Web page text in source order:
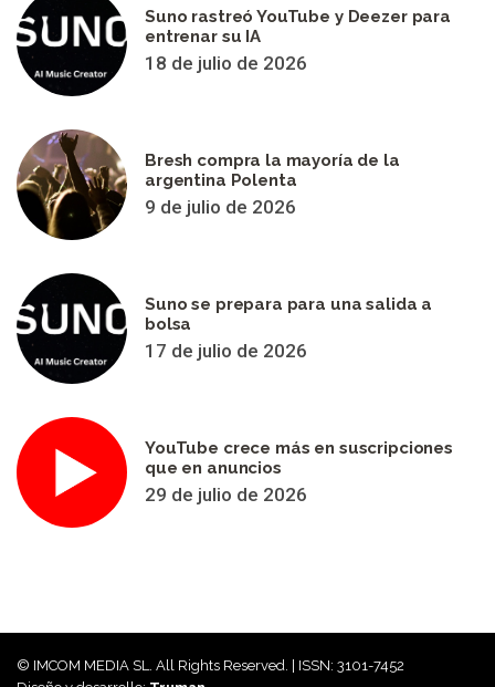
Suno rastreó YouTube y Deezer para
entrenar su IA
18 de julio de 2026
Bresh compra la mayoría de la
argentina Polenta
9 de julio de 2026
Suno se prepara para una salida a
bolsa
17 de julio de 2026
YouTube crece más en suscripciones
que en anuncios
29 de julio de 2026
© IMCOM MEDIA SL. All Rights Reserved. | ISSN: 3101-7452